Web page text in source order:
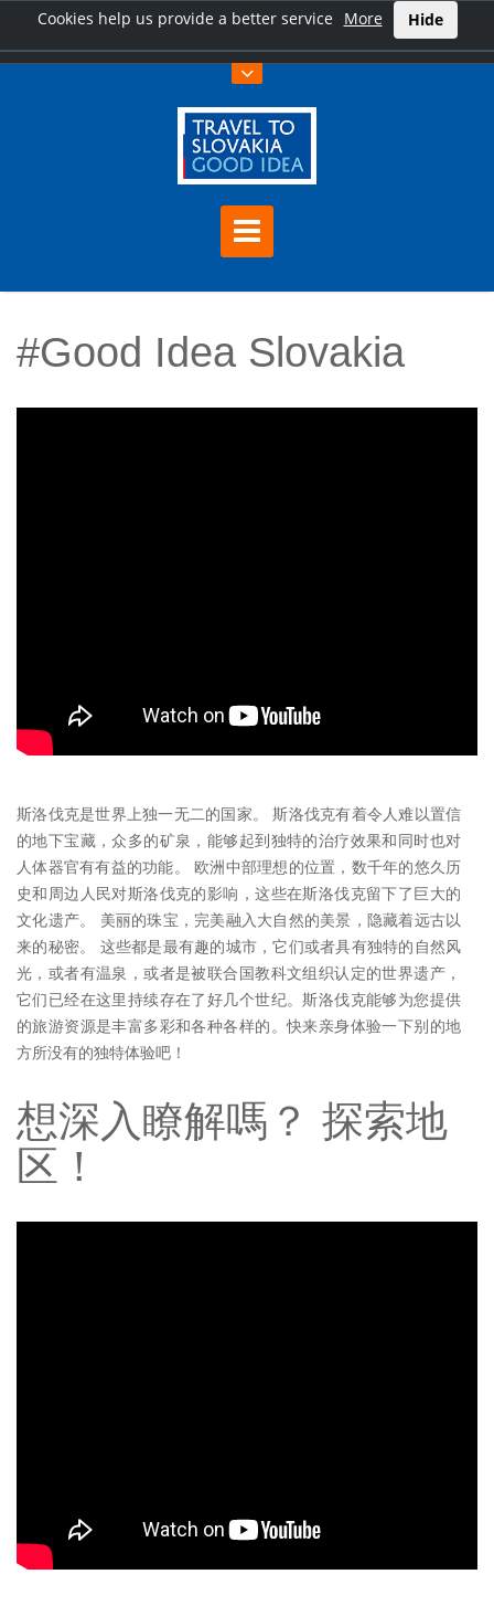
Cookies help us provide a better service More Hide
#Good Idea Slovakia
斯洛伐克是世界上独一无二的国家。 斯洛伐克有着令人难以置信
的地下宝藏，众多的矿泉，能够起到独特的治疗效果和同时也对
人体器官有有益的功能。 欧洲中部理想的位置，数千年的悠久历
史和周边人民对斯洛伐克的影响，这些在斯洛伐克留下了巨大的
文化遗产。 美丽的珠宝，完美融入大自然的美景，隐藏着远古以
来的秘密。 这些都是最有趣的城市，它们或者具有独特的自然风
光，或者有温泉，或者是被联合国教科文组织认定的世界遗产，
它们已经在这里持续存在了好几个世纪。斯洛伐克能够为您提供
的旅游资源是丰富多彩和各种各样的。快来亲身体验一下别的地
方所没有的独特体验吧！
想深入瞭解嗎？ 探索地
区！